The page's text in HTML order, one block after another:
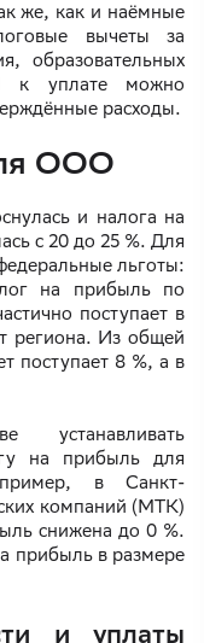
же, как и наёмные
вычеты за
образовательных
к уплате можно
расходы.
ООО
и налога на
с 20 до 25 %. Для
льготы:
на прибыль по
поступает в
региона. Из общей
поступает 8 %, а в
на прибыль для
в Санкт-
компаний (МТК)
снижена до 0 %.
прибыль в размере
и уплаты